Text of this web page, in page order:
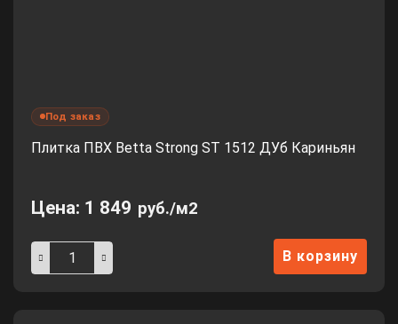
Под заказ
Плитка ПВХ Betta Strong ST 1512 ДУб Кариньян
Цена: 1 849 руб./м2
В корзину